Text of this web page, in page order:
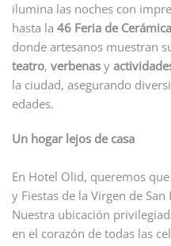
ilumina las noches con
hasta la 46 Feria de
donde artesanos muestran
teatro, verbenas y
la ciudad, asegurando
edades.
Un hogar lejos de casa
En Hotel Olid, queremos
y Fiestas de la Virgen de
Nuestra ubicación
en el corazón de todas las